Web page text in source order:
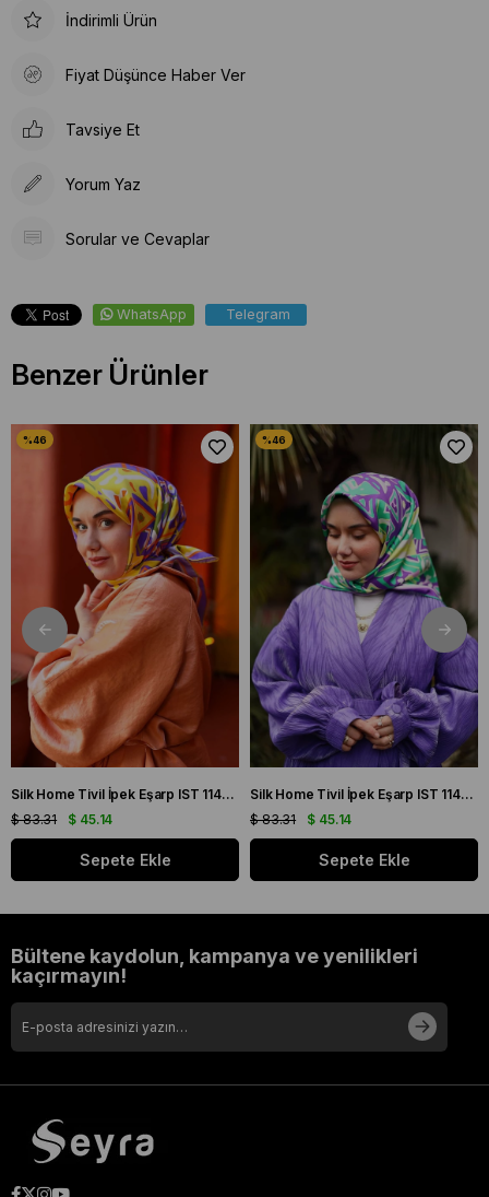
İndirimli Ürün
Fiyat Düşünce Haber Ver
Tavsiye Et
Yorum Yaz
Sorular ve Cevaplar
WhatsApp Telegram
Benzer Ürünler
Silk Home Tivil İpek Eşarp IST 11427 - 22 Sarı, Mor, Turuncu, Yeşil
$ 45.14
$ 83.31
Sepete Ekle
Silk Home Tivil İpek Eşarp IST 11427 - 15 Mor, Pembe, Yeşil, Sarı
$ 45.14
$ 83.31
Sepete Ekle
Bültene kaydolun, kampanya ve yenilikleri
kaçırmayın!